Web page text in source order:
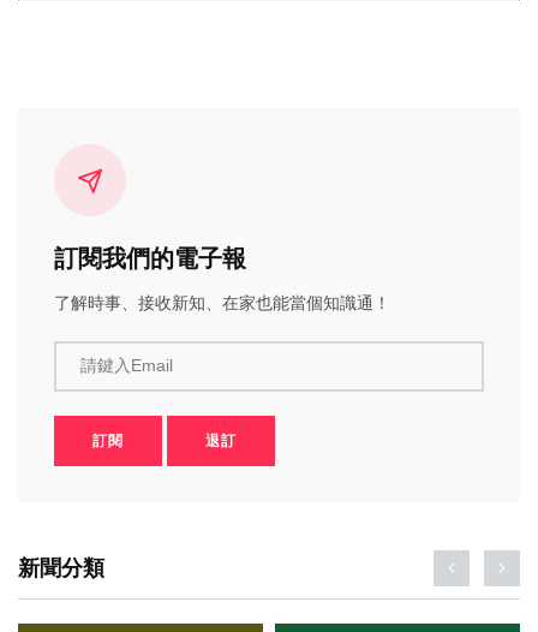
訂閱我們的電子報
了解時事、接收新知、在家也能當個知識通！
請鍵入Email
訂閱 退訂
新聞分類